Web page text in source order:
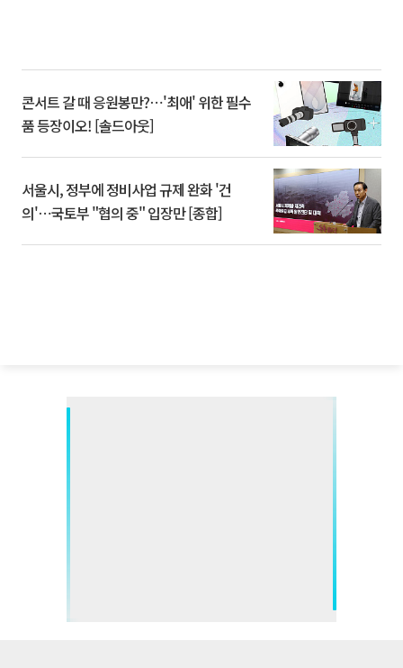
콘서트 갈 때 응원봉만?⋯'최애' 위한 필수
품 등장이오! [솔드아웃]
서울시, 정부에 정비사업 규제 완화 '건
의'⋯국토부 "협의 중" 입장만 [종합]